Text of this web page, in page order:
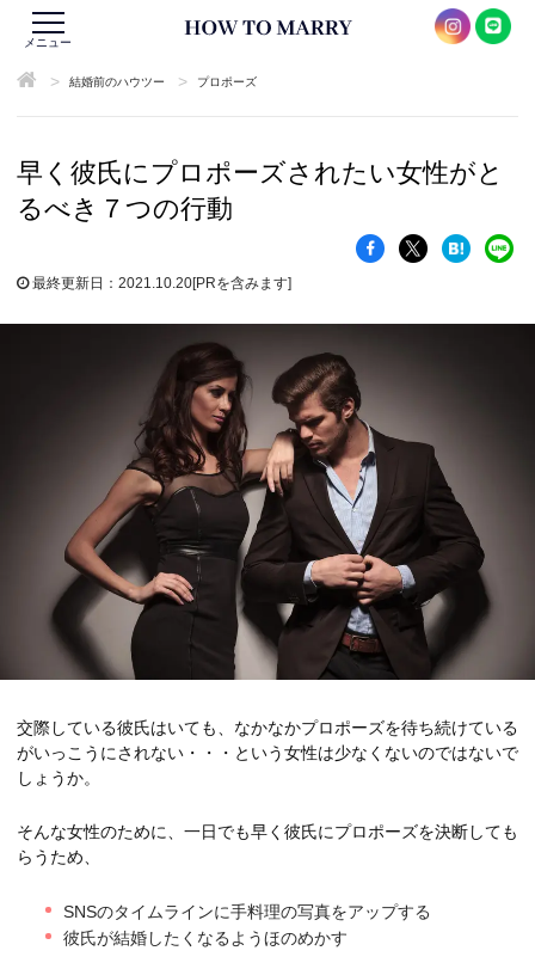
メニュー
> 結婚前のハウツー > プロポーズ
早く彼氏にプロポーズされたい女性がと
るべき７つの行動
最終更新日：2021.10.20[PRを含みます]
交際している彼氏はいても、なかなかプロポーズを待ち続けている
がいっこうにされない・・・という女性は少なくないのではないで
しょうか。
そんな女性のために、一日でも早く彼氏にプロポーズを決断しても
らうため、
SNSのタイムラインに手料理の写真をアップする
彼氏が結婚したくなるようほのめかす